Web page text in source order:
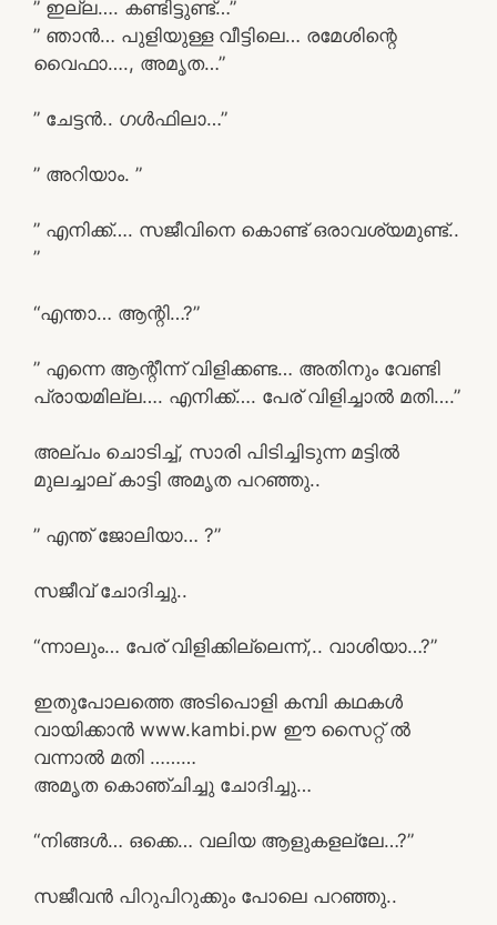
” ഇല്ല…. കണ്ടിട്ടുണ്ട്…”
” ഞാൻ… പുളിയുള്ള വീട്ടിലെ… രമേശിന്റെ
വൈഫാ…., അമൃത…”
” ചേട്ടൻ.. ഗൾഫിലാ…”
” അറിയാം. ”
” എനിക്ക്…. സജീവിനെ കൊണ്ട് ഒരാവശ്യമുണ്ട്..
”
“എന്താ… ആന്റി…?”
” എന്നെ ആന്റീന്ന് വിളിക്കണ്ട… അതിനും വേണ്ടി
പ്രായമില്ല…. എനിക്ക്…. പേര് വിളിച്ചാൽ മതി….”
അല്പം ചൊടിച്ച്, സാരി പിടിച്ചിടുന്ന മട്ടിൽ
മുലച്ചാല് കാട്ടി അമൃത പറഞ്ഞു..
” എന്ത് ജോലിയാ… ?”
സജീവ് ചോദിച്ചു..
“ന്നാലും… പേര് വിളിക്കില്ലെന്ന്,.. വാശിയാ…?”
ഇതുപോലത്തെ അടിപൊളി കമ്പി കഥകൾ
വായിക്കാൻ www.kambi.pw ഈ സൈറ്റ് ൽ
വന്നാൽ മതി ………
അമൃത കൊഞ്ചിച്ചു ചോദിച്ചു…
“നിങ്ങൾ… ഒക്കെ… വലിയ ആളുകളല്ലേ…?”
സജീവൻ പിറുപിറുക്കും പോലെ പറഞ്ഞു..